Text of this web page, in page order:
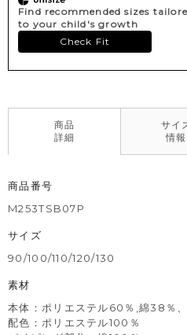
Find recommended sizes
to your child's growth
Check Fit
商品
詳細
サイ
情報
商品番号
M253TSB07P
サイズ
90/100/110/120/130
素材
本体：ポリエステル60％,綿38％
配色：ポリエステル100％